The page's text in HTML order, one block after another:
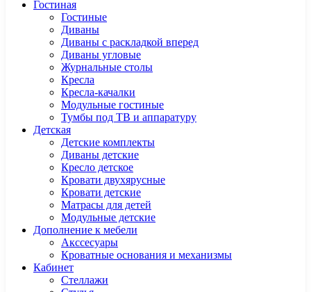
Гостиная
Гостиные
Диваны
Диваны с раскладкой вперед
Диваны угловые
Журнальные столы
Кресла
Кресла-качалки
Модульные гостиные
Тумбы под ТВ и аппаратуру
Детская
Детские комплекты
Диваны детские
Кресло детское
Кровати двухярусные
Кровати детские
Матрасы для детей
Модульные детские
Дополнение к мебели
Акссесуары
Кроватные основания и механизмы
Кабинет
Cтеллажи